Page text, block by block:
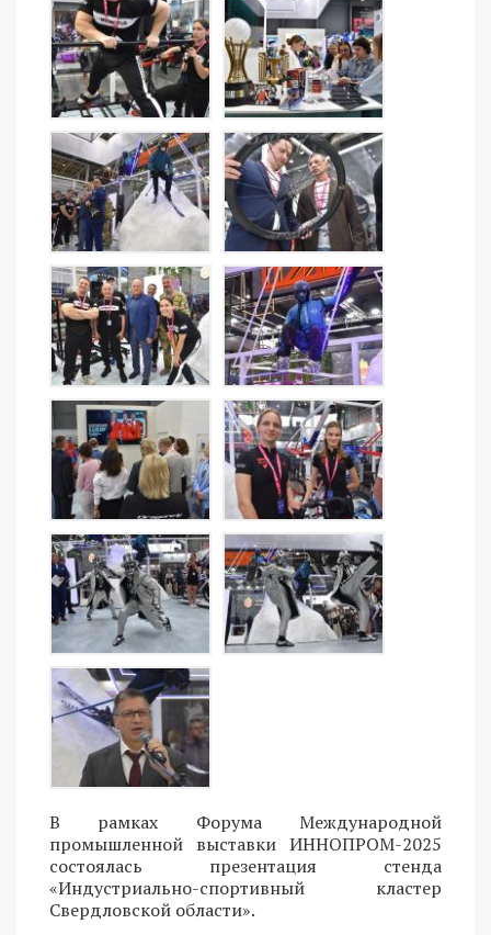
В рамках Форума Международной
промышленной выставки ИННОПРОМ-2025
состоялась презентация стенда
«Индустриально-спортивный кластер
Свердловской области».